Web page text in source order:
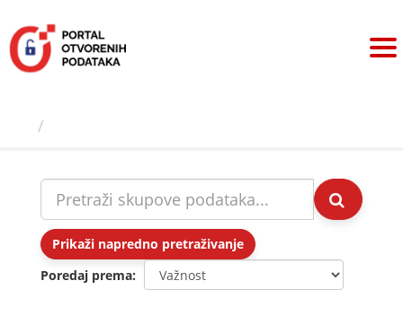
sadržaj
Prikaži napredno pretraživanje
Poredaj prema